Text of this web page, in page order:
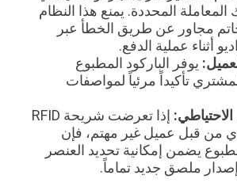
المعاملة المحددة. يمنع هذا النظام
مجاور عن طريق الخطأ عبر
أثناء عملية الدفع.
يوفر الباركود المطبوع
تأكيداً مرئياً لمواصفات
الاحتياطي:
إذا تعرضت شريحة RFID
من قبل عميل غير مهتم، فإن
يضمن إمكانية تحديد العنصر
ملصق جديد تماماً.